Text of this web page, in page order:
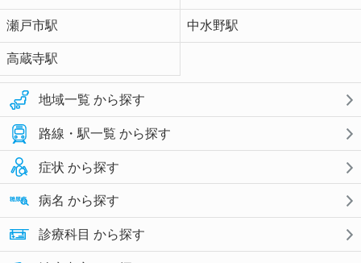
瀬戸市駅 中水野駅
高蔵寺駅
地域一覧 から探す
路線・駅一覧 から探す
症状 から探す
病名 から探す
診療科目 から探す